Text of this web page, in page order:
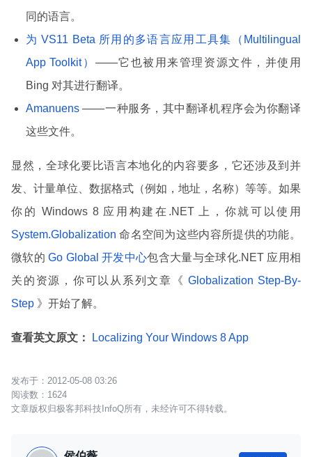
同的语言。
为 VS11 Beta 所用的多语言应用工具集（Multilingual
App Toolkit） ——它也被用来管理资源文件，并使用
Bing 对其进行翻译。
Amanuens——一种服务，其中翻译机程序会为你翻译
这些文件。
显然，全球化要比语言本地化的内容要多，它还涉及到并
发、计量单位、数据格式（例如，地址，名称）等等。如果
你的 Windows 8 应用构建在.NET 上，你就可以使用
System.Globalization命名空间为这些内容所提供的功能。
微软的 Go Global 开发中心包含大量与全球化.NET 应用相
关的资源，你可以从系列文章《 Globalization Step-By-
Step 》开始了解。
查看英文原文： Localizing Your Windows 8 App
2012-05-08 03:26
1624
文章版权归极客邦科技InfoQ所有，未经许可不得转载。